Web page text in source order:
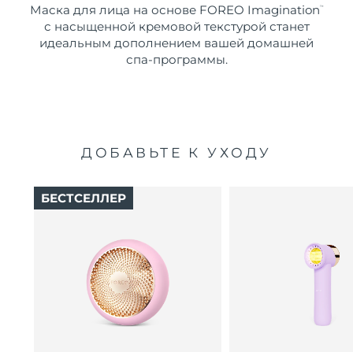
Маска для лица на основе FOREO Imagination ™
с насыщенной кремовой текстурой станет
идеальным дополнением вашей домашней
спа-программы.
ДОБАВЬТЕ К УХОДУ
БЕСТСЕЛЛЕР